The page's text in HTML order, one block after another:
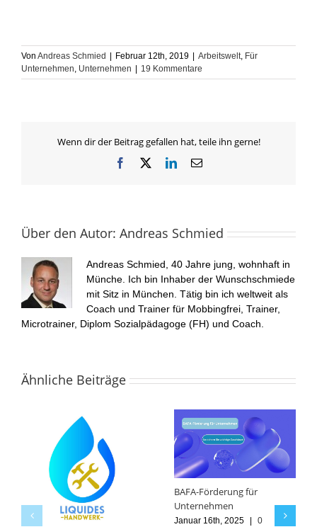
Von Andreas Schmied | Februar 12th, 2019 | Arbeitswelt Für
Unternehmen Unternehmen | 19 Kommentare
Wenn dir der Beitrag gefallen hat, teile ihn gerne!
Facebook LinkedIn
E-
Über den Autor: Andreas Schmied
Andreas Schmied, 40 Jahre jung, wohnhaft in
Münche. Ich bin Inhaber der Wunschschmiede
mit Sitz in München. Tätig bin ich weltweit als
Coach und Trainer für Mobbingfrei, Trainer,
Microtrainer, Diplom Sozialpädagoge (FH) und Coach.
Ähnliche Beiträge
BAFA-Förderung für
Unternehmen
Januar 16th, 2025 |
0